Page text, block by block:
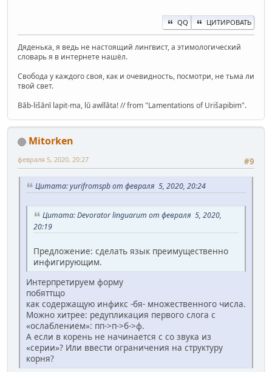
QQ ЦИТИРОВАТЬ
Дяденька, я ведь не настоящий лингвист, а этимологический
словарь я в интернете нашёл.
Свобода у каждого своя, как и очевидность, посмотри, не тьма ли
твой свет.
Bāb-lišānī lapit-ma, lū awīlāta! // from "Lamentations of Urišapibim".
Mitorken
#9
февраля 5, 2020, 20:27
Цитата: yurifromspb от февраля 5, 2020, 20:24
Цитата: Devorator linguarum от февраля 5, 2020,
20:19
Предложение: сделать язык преимущественно
инфигирующим.
Интерпретируем форму
побяттщо
как содержащую инфикс -бя- множественного числа.
Можно хитрее: редупликация первого слога с
«ослаблением»: пп->п->б->ф.
А если в корень не начинается с со звука из
«серии»? Или ввести ограничения на структуру
корня?